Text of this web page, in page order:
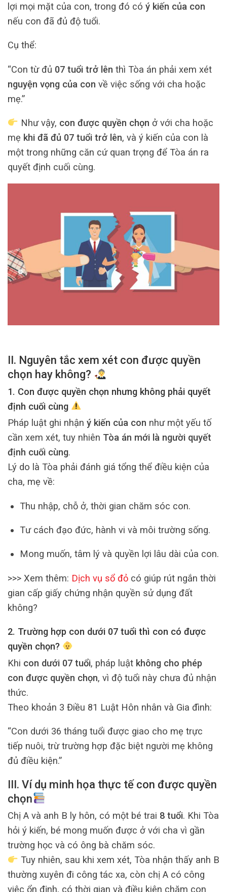
lợi mọi mặt của con, trong đó có ý kiến của con
nếu con đã đủ độ tuổi.
Cụ thể:
“Con từ đủ 07 tuổi trở lên thì Tòa án phải xem xét
nguyện vọng của con về việc sống với cha hoặc
mẹ.”
Như vậy, con được quyền chọn ở với cha hoặc
mẹ khi đã đủ 07 tuổi trở lên, và ý kiến của con là
một trong những căn cứ quan trọng để Tòa án ra
quyết định cuối cùng.
II. Nguyên tắc xem xét con được quyền
chọn hay không?
1. Con được quyền chọn nhưng không phải quyết
định cuối cùng
Pháp luật ghi nhận ý kiến của con như một yếu tố
cần xem xét, tuy nhiên Tòa án mới là người quyết
định cuối cùng.
Lý do là Tòa phải đánh giá tổng thể điều kiện của
cha, mẹ về:
Thu nhập, chỗ ở, thời gian chăm sóc con.
Tư cách đạo đức, hành vi và môi trường sống.
Mong muốn, tâm lý và quyền lợi lâu dài của con.
>>> Xem thêm: Dịch vụ sổ đỏ có giúp rút ngắn thời
gian cấp giấy chứng nhận quyền sử dụng đất
không?
2. Trường hợp con dưới 07 tuổi thì con có được
quyền chọn?
Khi con dưới 07 tuổi, pháp luật không cho phép
con được quyền chọn, vì độ tuổi này chưa đủ nhận
thức.
Theo khoản 3 Điều 81 Luật Hôn nhân và Gia đình:
“Con dưới 36 tháng tuổi được giao cho mẹ trực
tiếp nuôi, trừ trường hợp đặc biệt người mẹ không
đủ điều kiện.”
III. Ví dụ minh họa thực tế con được quyền
chọn
Chị A và anh B ly hôn, có một bé trai 8 tuổi. Khi Tòa
hỏi ý kiến, bé mong muốn được ở với cha vì gần
trường học và có ông bà chăm sóc.
Tuy nhiên, sau khi xem xét, Tòa nhận thấy anh B
thường xuyên đi công tác xa, còn chị A có công
việc ổn định, có thời gian và điều kiện chăm con